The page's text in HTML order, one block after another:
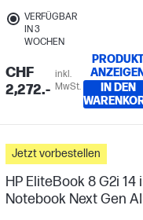
VERFÜGBAR
IN 3
WOCHEN
CHF
2,272.-
inkl.
MwSt.
IN DEN
Jetzt vorbestellen
HP EliteBook 8 G2i 14
Notebook Next Gen